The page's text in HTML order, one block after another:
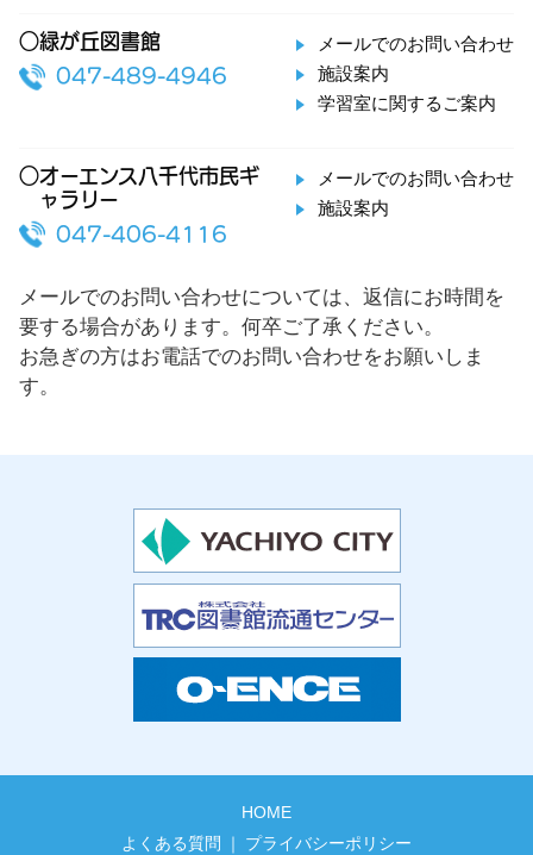
○緑が丘図書館
047-489-4946
メールでのお問い合わせ
施設案内
学習室に関するご案内
○オーエンス八千代市民ギ
ャラリー
047-406-4116
メールでのお問い合わせ
施設案内
メールでのお問い合わせについては、返信にお時間を
要する場合があります。何卒ご了承ください。
お急ぎの方はお電話でのお問い合わせをお願いしま
す。
HOME
よくある質問
プライバシーポリシー